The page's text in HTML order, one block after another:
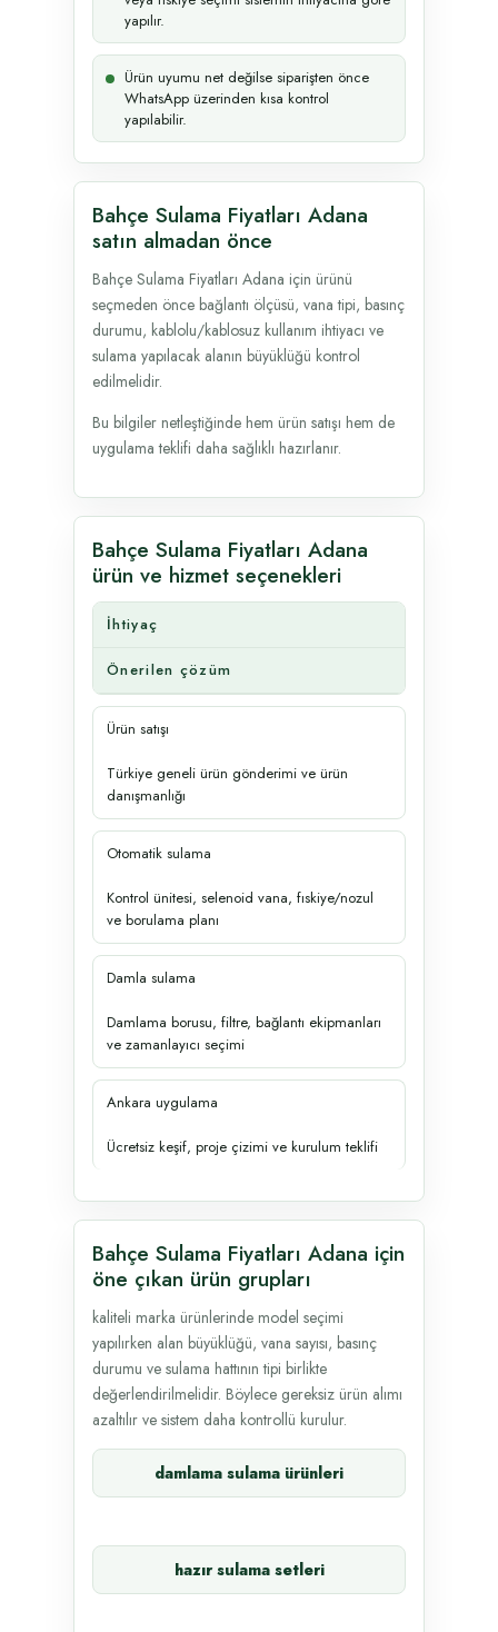
yapılır.
Ürün uyumu net değilse siparişten önce
WhatsApp üzerinden kısa kontrol
yapılabilir.
Bahçe Sulama Fiyatları Adana
satın almadan önce
Bahçe Sulama Fiyatları Adana için ürünü
seçmeden önce bağlantı ölçüsü, vana tipi, basınç
durumu, kablolu/kablosuz kullanım ihtiyacı ve
sulama yapılacak alanın büyüklüğü kontrol
edilmelidir.
Bu bilgiler netleştiğinde hem ürün satışı hem de
uygulama teklifi daha sağlıklı hazırlanır.
Bahçe Sulama Fiyatları Adana
ürün ve hizmet seçenekleri
İhtiyaç
Önerilen çözüm
Ürün satışı
Türkiye geneli ürün gönderimi ve ürün
danışmanlığı
Otomatik sulama
Kontrol ünitesi, selenoid vana, fıskiye/nozul
ve borulama planı
Damla sulama
Damlama borusu, filtre, bağlantı ekipmanları
ve zamanlayıcı seçimi
Ankara uygulama
Ücretsiz keşif, proje çizimi ve kurulum teklifi
Bahçe Sulama Fiyatları Adana için
öne çıkan ürün grupları
kaliteli marka ürünlerinde model seçimi
yapılırken alan büyüklüğü, vana sayısı, basınç
durumu ve sulama hattının tipi birlikte
değerlendirilmelidir. Böylece gereksiz ürün alımı
azaltılır ve sistem daha kontrollü kurulur.
damlama sulama ürünleri
hazır sulama setleri